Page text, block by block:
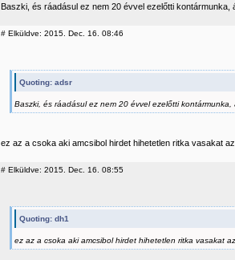
Baszki, és ráadásul ez nem 20 évvel ezelőtti kontármunka,
# Elküldve: 2015. Dec. 16. 08:46
Quoting: adsr
Baszki, és ráadásul ez nem 20 évvel ezelőtti
ez az a csoka aki amcsibol hirdet hihetetlen ritka vasakat az
# Elküldve: 2015. Dec. 16. 08:55
Quoting: dh1
ez az a csoka aki amcsibol hirdet hihetetlen ritka vasakat